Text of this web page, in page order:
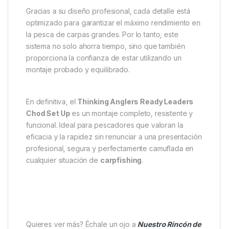
Gracias a su diseño profesional, cada detalle está
optimizado para garantizar el máximo rendimiento en
la pesca de carpas grandes. Por lo tanto, este
sistema no solo ahorra tiempo, sino que también
proporciona la confianza de estar utilizando un
montaje probado y equilibrado.
En definitiva, el Thinking Anglers Ready Leaders
Chod Set Up es un montaje completo, resistente y
funcional. Ideal para pescadores que valoran la
eficacia y la rapidez sin renunciar a una presentación
profesional, segura y perfectamente camuflada en
cualquier situación de carpfishing.
Quieres ver más? Échale un ojo a Nuestro Rincón de